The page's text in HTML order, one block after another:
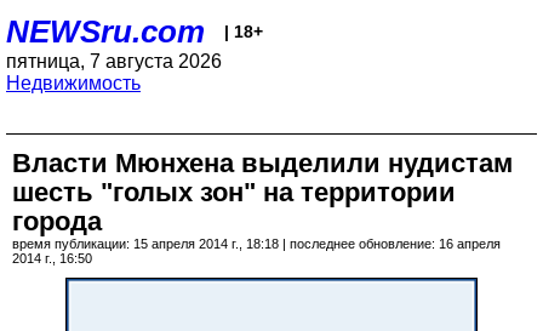
NEWSru.com | 18+
пятница, 7 августа 2026
Недвижимость
Власти Мюнхена выделили нудистам
шесть "голых зон" на территории
города
время публикации: 15 апреля 2014 г., 18:18 | последнее обновление: 16 апреля
2014 г., 16:50